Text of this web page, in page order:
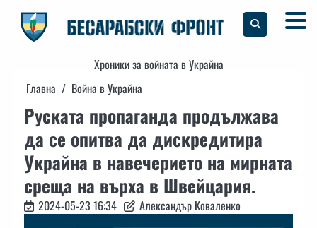
content
Хроники за войната в Украйна
Главна
Война в Украйна
Руската пропаганда продължава
да се опитва да дискредитира
Украйна в навечерието на мирната
среща на върха в Швейцария.
2024-05-23 16:34 Александър Коваленко